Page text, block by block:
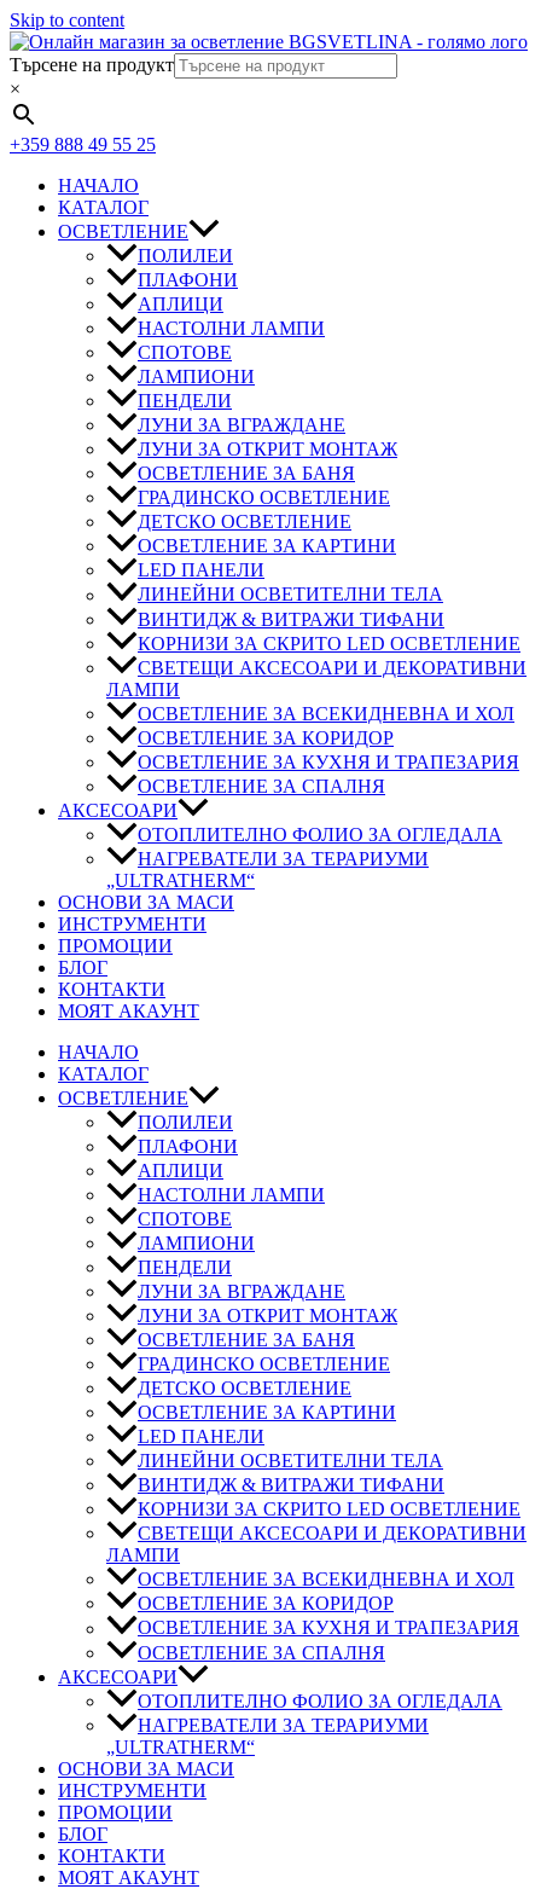
Skip to content
Търсене на продукт
×
+359 888 49 55 25
НАЧАЛО
КАТАЛОГ
ОСВЕТЛЕНИЕ
ПОЛИЛЕИ
ПЛАФОНИ
АПЛИЦИ
НАСТОЛНИ ЛАМПИ
СПОТОВЕ
ЛАМПИОНИ
ПЕНДЕЛИ
ЛУНИ ЗА ВГРАЖДАНЕ
ЛУНИ ЗА ОТКРИТ МОНТАЖ
ОСВЕТЛЕНИЕ ЗА БАНЯ
ГРАДИНСКО ОСВЕТЛЕНИЕ
ДЕТСКО ОСВЕТЛЕНИЕ
ОСВЕТЛЕНИЕ ЗА КАРТИНИ
LED ПАНЕЛИ
ЛИНЕЙНИ ОСВЕТИТЕЛНИ ТЕЛА
ВИНТИДЖ & ВИТРАЖИ ТИФАНИ
КОРНИЗИ ЗА СКРИТО LED ОСВЕТЛЕНИЕ
СВЕТЕЩИ АКСЕСОАРИ И ДЕКОРАТИВНИ
ЛАМПИ
ОСВЕТЛЕНИЕ ЗА ВСЕКИДНЕВНА И ХОЛ
ОСВЕТЛЕНИЕ ЗА КОРИДОР
ОСВЕТЛЕНИЕ ЗА КУХНЯ И ТРАПЕЗАРИЯ
ОСВЕТЛЕНИЕ ЗА СПАЛНЯ
АКСЕСОАРИ
ОТОПЛИТЕЛНО ФОЛИО ЗА ОГЛЕДАЛА
НАГРЕВАТЕЛИ ЗА ТЕРАРИУМИ
„ULTRATHERM“
ОСНОВИ ЗА МАСИ
ИНСТРУМЕНТИ
ПРОМОЦИИ
БЛОГ
КОНТАКТИ
МОЯТ АКАУНТ
НАЧАЛО
КАТАЛОГ
ОСВЕТЛЕНИЕ
ПОЛИЛЕИ
ПЛАФОНИ
АПЛИЦИ
НАСТОЛНИ ЛАМПИ
СПОТОВЕ
ЛАМПИОНИ
ПЕНДЕЛИ
ЛУНИ ЗА ВГРАЖДАНЕ
ЛУНИ ЗА ОТКРИТ МОНТАЖ
ОСВЕТЛЕНИЕ ЗА БАНЯ
ГРАДИНСКО ОСВЕТЛЕНИЕ
ДЕТСКО ОСВЕТЛЕНИЕ
ОСВЕТЛЕНИЕ ЗА КАРТИНИ
LED ПАНЕЛИ
ЛИНЕЙНИ ОСВЕТИТЕЛНИ ТЕЛА
ВИНТИДЖ & ВИТРАЖИ ТИФАНИ
КОРНИЗИ ЗА СКРИТО LED ОСВЕТЛЕНИЕ
СВЕТЕЩИ АКСЕСОАРИ И ДЕКОРАТИВНИ
ЛАМПИ
ОСВЕТЛЕНИЕ ЗА ВСЕКИДНЕВНА И ХОЛ
ОСВЕТЛЕНИЕ ЗА КОРИДОР
ОСВЕТЛЕНИЕ ЗА КУХНЯ И ТРАПЕЗАРИЯ
ОСВЕТЛЕНИЕ ЗА СПАЛНЯ
АКСЕСОАРИ
ОТОПЛИТЕЛНО ФОЛИО ЗА ОГЛЕДАЛА
НАГРЕВАТЕЛИ ЗА ТЕРАРИУМИ
„ULTRATHERM“
ОСНОВИ ЗА МАСИ
ИНСТРУМЕНТИ
ПРОМОЦИИ
БЛОГ
КОНТАКТИ
МОЯТ АКАУНТ